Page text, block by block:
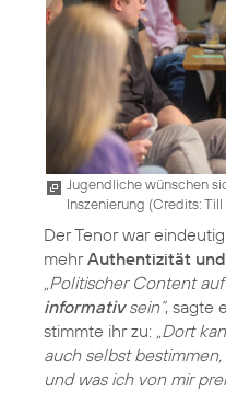
Jugendliche wünschen
Inszenierung (Credits:
Der Tenor war
mehrAuthentizität
„Politischer Content
informativsein“, sagte
stimmte ihr zu: „Dort
auch selbst
und was ich von mir